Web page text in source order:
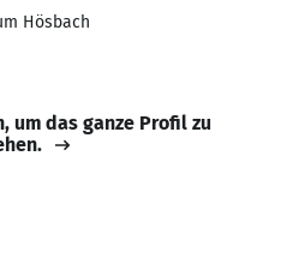
Hösbach
um das ganze Profil zu